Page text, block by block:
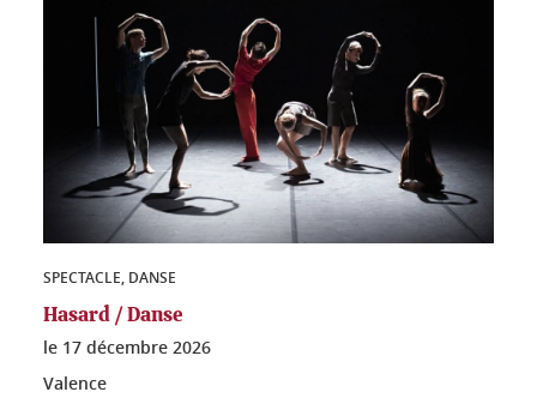
SPECTACLE, DANSE
Hasard / Danse
le 17 décembre 2026
Valence